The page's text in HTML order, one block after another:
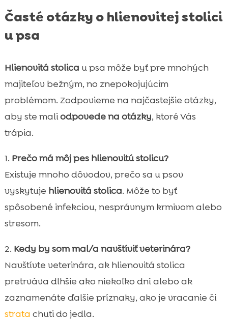
Časté otázky o hlienovitej stolici
u psa
Hlienovitá stolica u psa môže byť pre mnohých
majiteľov bežným, no znepokojujúcim
problémom. Zodpovieme na najčastejšie otázky,
aby ste maliodpovede na otázky, ktoré Vás
trápia.
1. Prečo má môj pes hlienovitú stolicu?
Existuje mnoho dôvodov, prečo sa u psov
vyskytuje hlienovitá stolica. Môže to byť
spôsobené infekciou, nesprávnym krmivom alebo
stresom.
2. Kedy by som mal/a navštíviť veterinára?
Navštívte veterinára, ak hlienovitá stolica
pretrváva dlhšie ako niekoľko dní alebo ak
zaznamenáte ďalšie príznaky, ako je vracanie či
strata chuti do jedla.